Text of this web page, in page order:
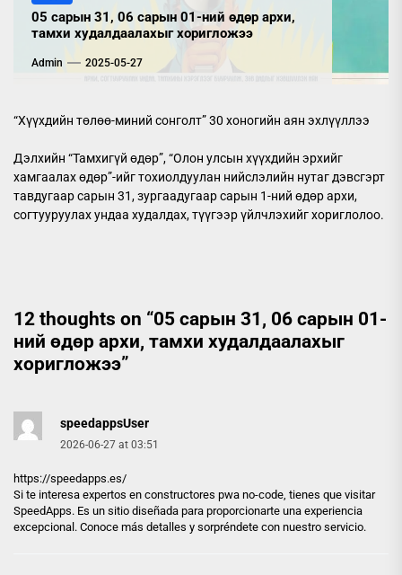
05 сарын 31, 06 сарын 01-ний өдөр архи,
тамхи худалдаалахыг хоригложээ
Admin 2025-05-27
“Хүүхдийн төлөө-миний сонголт” 30 хоногийн аян эхлүүллээ
Дэлхийн “Тамхигүй өдөр”, “Олон улсын хүүхдийн эрхийг
хамгаалах өдөр”-ийг тохиолдуулан нийслэлийн нутаг дэвсгэрт
тавдугаар сарын 31, зургаадугаар сарын 1-ний өдөр архи,
согтууруулах ундаа худалдах, түүгээр үйлчлэхийг хориглолоо.
12 thoughts on “05 сарын 31, 06 сарын 01-
ний өдөр архи, тамхи худалдаалахыг
хоригложээ”
speedappsUser
2026-06-27 at 03:51
https://speedapps.es/
Si te interesa expertos en constructores pwa no-code, tienes que visitar
SpeedApps. Es un sitio diseñada para proporcionarte una experiencia
excepcional. Conoce más detalles y sorpréndete con nuestro servicio.